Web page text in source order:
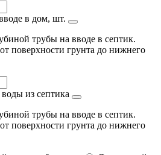
в дом, шт.
трубы на вводе в септик.
поверхности грунта до нижнего
из септика
трубы на вводе в септик.
поверхности грунта до нижнего